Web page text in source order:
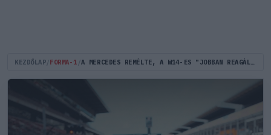
KEZDŐLAP FORMA-1 A MERCEDES REMÉLTE, A W14-ES "JOBBAN REAGÁL MAJD" AZ ÚJ PIRELLI-ABRONCSOKRA